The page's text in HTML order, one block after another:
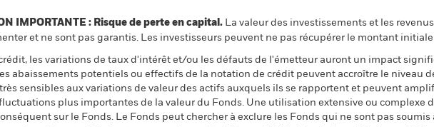
IMPORTANTE : Risque de perte en capital. La valeur des investissements et les
et ne sont pas garantis. Les investisseurs peuvent ne pas récupérer le montant
les variations de taux d'intérêt et/ou les défauts de l'émetteur auront un impact
abaissements potentiels ou effectifs de la notation de crédit peuvent accroître le niveau
sensibles aux variations de valeur des actifs auxquels ils se rapportent et peuvent
plus importantes de la valeur du Fonds. Une utilisation extensive ou complexe
sur le Fonds. Le Fonds peut chercher à exclure les Fonds qui ne sont pas soumis